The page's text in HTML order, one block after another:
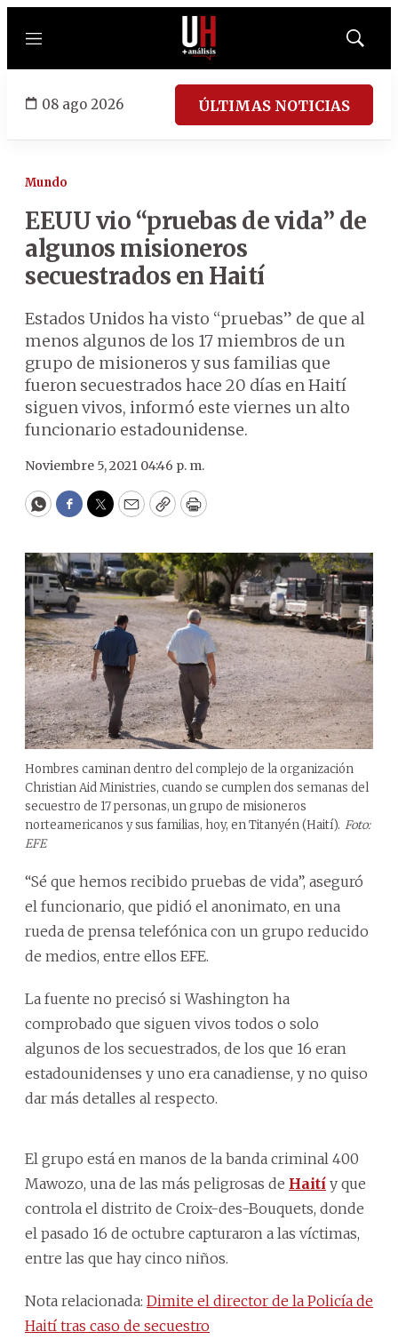
Menú
Mostrar
08 ago 2026 ÚLTIMAS NOTICIAS
Mundo
EEUU vio “pruebas de vida” de
algunos misioneros
secuestrados en Haití
Estados Unidos ha visto “pruebas” de que al
menos algunos de los 17 miembros de un
grupo de misioneros y sus familias que
fueron secuestrados hace 20 días en Haití
siguen vivos, informó este viernes un alto
funcionario estadounidense.
Noviembre 5, 2021 04:46 p. m.
WhatsApp
Facebook
Twitter
EmailCopyPrint
Hombres caminan dentro del complejo de la organización
Christian Aid Ministries, cuando se cumplen dos semanas del
secuestro de 17 personas, un grupo de misioneros
norteamericanos y sus familias, hoy, en Titanyén (Haití). Foto:
EFE
“Sé que hemos recibido pruebas de vida”, aseguró
el funcionario, que pidió el anonimato, en una
rueda de prensa telefónica con un grupo reducido
de medios, entre ellos EFE.
La fuente no precisó si Washington ha
comprobado que siguen vivos todos o solo
algunos de los secuestrados, de los que 16 eran
estadounidenses y uno era canadiense, y no quiso
dar más detalles al respecto.
El grupo está en manos de la banda criminal 400
Mawozo, una de las más peligrosas de Haití y que
controla el distrito de Croix-des-Bouquets, donde
el pasado 16 de octubre capturaron a las víctimas,
entre las que hay cinco niños.
Nota relacionada: Dimite el director de la Policía de
Haití tras caso de secuestro